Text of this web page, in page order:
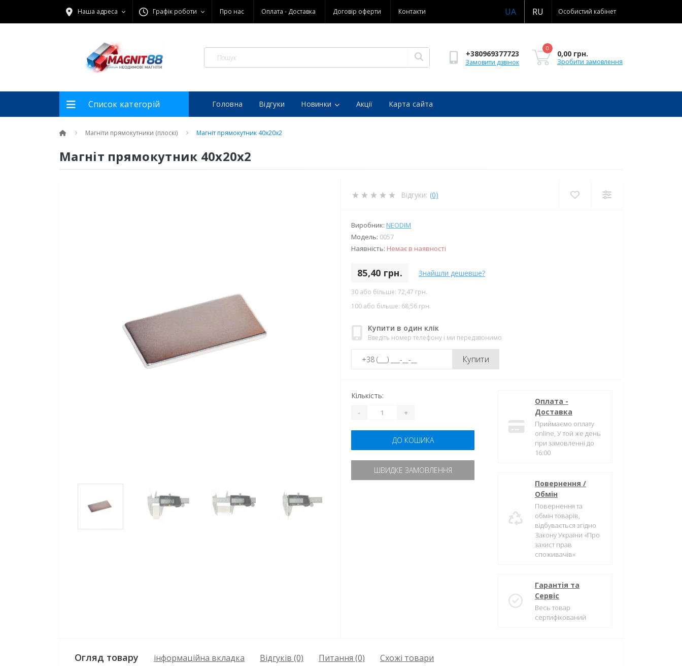
Наша адреса Графік роботи Про нас Оплата - Доставка Договір оферти Контакти UA RU Особистий кабінет
+380969377723
Замовити дзвінок
0
0,00 грн.
Зробити замовлення
Список категорій Головна Відгуки Новинки Акції Карта сайта
Магніти прямокутники (плоскі) Магніт прямокутник 40x20x2
Магніт прямокутник 40x20x2
Відгуки: (0)
Виробник: NEODIM
Модель: 0057
Наявність: Немає в наявності
85,40 грн. Знайшли дешевше?
30 або більше: 72,47 грн.
100 або більше: 68,56 грн.
Купити в один клік
Введіть номер телефону і ми передзвонимо
Купити
Кількість:
- +
ДО КОШИКА
ШВИДКЕ ЗАМОВЛЕННЯ
Оплата -
Доставка
Приймаємо оплату
online, У той же день
при замовленні до
16:00
Повернення /
Обмін
Повернення та
обмін товарів,
відбувається згідно
Закону України «Про
захист прав
споживачів»
Гарантія та
Сервіс
Весь товар
сертифікований
Огляд товару інформаційна вкладка Відгуків (0) Питання (0) Схожі товари